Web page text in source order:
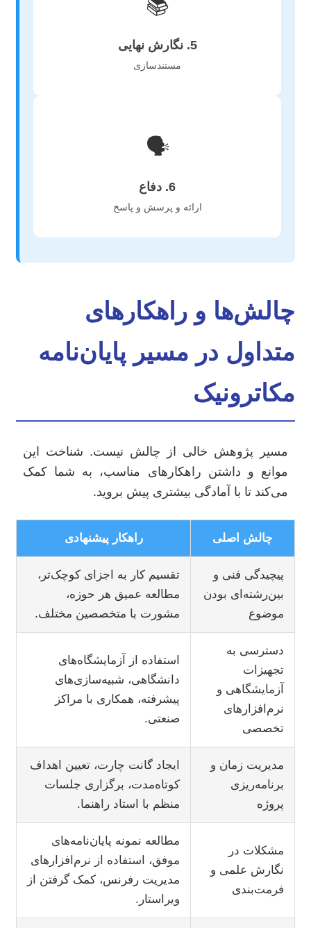
📚
5. نگارش نهایی
مستندسازی
🗣️
6. دفاع
ارائه و پرسش و پاسخ
چالش‌ها و راهکارهای
متداول در مسیر پایان‌نامه
مکاترونیک
مسیر پژوهش خالی از چالش نیست. شناخت این
موانع و داشتن راهکارهای مناسب، به شما کمک
می‌کند تا با آمادگی بیشتری پیش بروید.
چالش اصلی راهکار پیشنهادی
پیچیدگی فنی و
بین‌رشته‌ای بودن
موضوع
تقسیم کار به اجزای کوچک‌تر،
مطالعه عمیق هر حوزه،
مشورت با متخصصین مختلف.
دسترسی به
تجهیزات
آزمایشگاهی و
نرم‌افزارهای
تخصصی
استفاده از آزمایشگاه‌های
دانشگاهی، شبیه‌سازی‌های
پیشرفته، همکاری با مراکز
صنعتی.
مدیریت زمان و
برنامه‌ریزی
پروژه
ایجاد گانت چارت، تعیین اهداف
کوتاه‌مدت، برگزاری جلسات
منظم با استاد راهنما.
مشکلات در
نگارش علمی و
فرمت‌بندی
مطالعه نمونه پایان‌نامه‌های
موفق، استفاده از نرم‌افزارهای
مدیریت رفرنس، کمک گرفتن از
ویراستار.